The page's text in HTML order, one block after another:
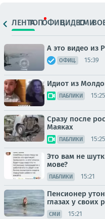
ЛЕНТАТОПОФИЦ.ВИДЕОСМИ
А это видео из
ОФИЦ. 15:39
Идиот из
ПАБЛИКИ 15:25
Сразу после
Маяках
ПАБЛИКИ 15:25
Это вам не
мове?
ПАБЛИКИ 15:21
Пенсионер
глазах у своих
СМИ 15:21